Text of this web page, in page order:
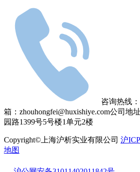
咨询热线
箱：zhouhongfei@huxishiye.com公司地
园路1399号5号楼1单元2楼
Copyright©上海沪析实业有限公司 沪
地图